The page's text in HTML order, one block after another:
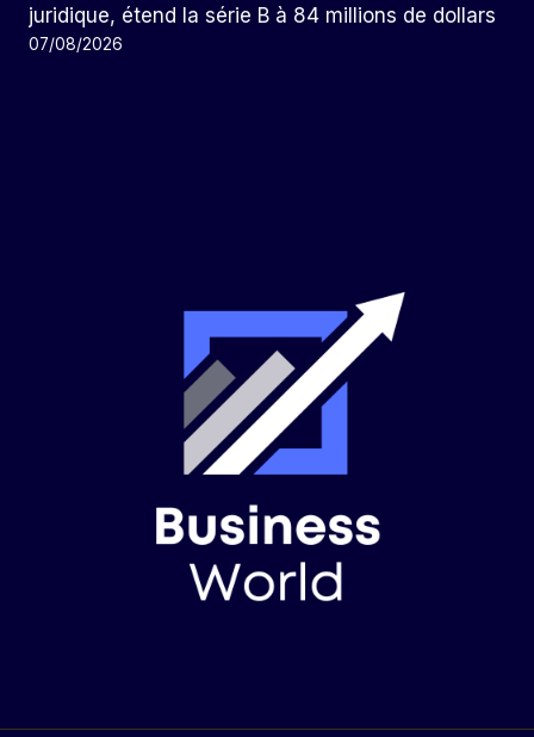
juridique, étend la série B à 84 millions de dollars
07/08/2026